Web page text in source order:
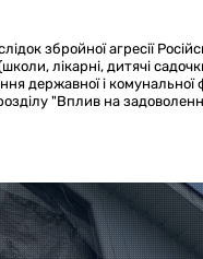
збройної агресії
лікарні, дитячі
державної і
"Вплив на